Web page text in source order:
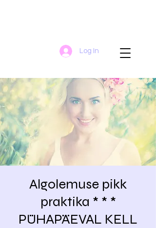
Log In
Algolemuse pikk
praktika * * *
PÜHAPÄEVAL KELL